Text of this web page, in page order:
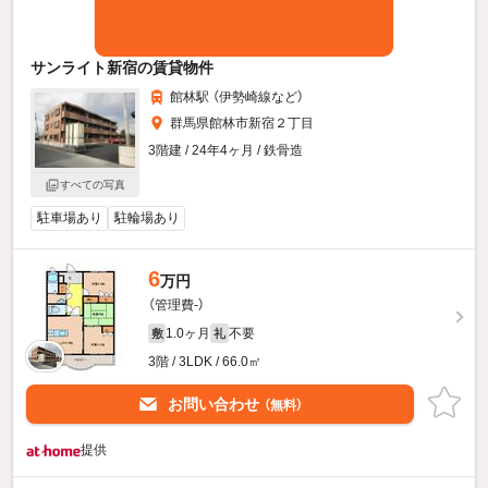
サンライト新宿の賃貸物件
すべての写真
館林駅 （伊勢崎線など）
群馬県館林市新宿２丁目
3階建 / 24年4ヶ月 / 鉄骨造
駐車場あり 駐輪場あり
6万円
（管理費-）
敷 1.0ヶ月 礼 不要
3階 / 3LDK / 66.0㎡
お問い合わせ （無料）
提供